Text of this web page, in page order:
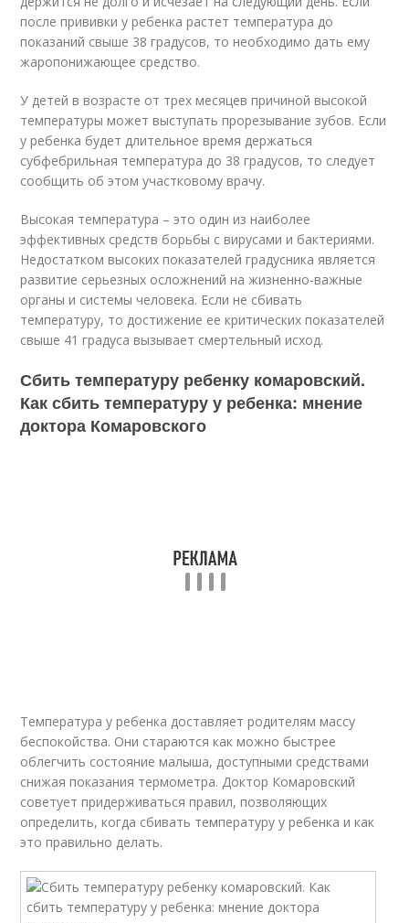
после прививки у ребенка растет температура до
показаний свыше 38 градусов, то необходимо дать ему
жаропонижающее средство.
У детей в возрасте от трех месяцев причиной высокой
температуры может выступать прорезывание зубов. Если
у ребенка будет длительное время держаться
субфебрильная температура до 38 градусов, то следует
сообщить об этом участковому врачу.
Высокая температура – это один из наиболее
эффективных средств борьбы с вирусами и бактериями.
Недостатком высоких показателей градусника является
развитие серьезных осложнений на жизненно-важные
органы и системы человека. Если не сбивать
температуру, то достижение ее критических показателей
свыше 41 градуса вызывает смертельный исход.
Сбить температуру ребенку комаровский.
Как сбить температуру у ребенка: мнение
доктора Комаровского
Температура у ребенка доставляет родителям массу
беспокойства. Они стараются как можно быстрее
облегчить состояние малыша, доступными средствами
снижая показания термометра. Доктор Комаровский
советует придерживаться правил, позволяющих
определить, когда сбивать температуру у ребенка и как
это правильно делать.